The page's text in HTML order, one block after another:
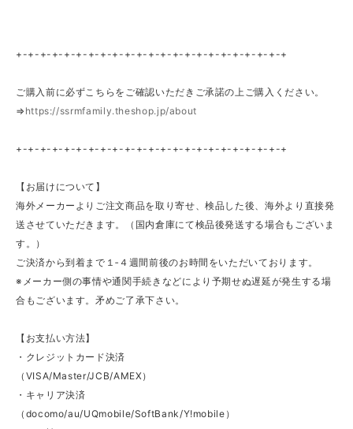
+-+-+-+-+-+-+-+-+-+-+-+-+-+-+-+-+-+-+-+-+-+-+
ご購入前に必ずこちらをご確認いただきご承諾の上ご購入ください。
⇒ https://ssrmfamily.theshop.jp/about
+-+-+-+-+-+-+-+-+-+-+-+-+-+-+-+-+-+-+-+-+-+-+
【お届けについて】
海外メーカーよりご注文商品を取り寄せ、検品した後、海外より直接発
送させていただきます。（国内倉庫にて検品後発送する場合もございま
す。）
ご決済から到着まで１‐４週間前後のお時間をいただいております。
※メーカー側の事情や通関手続きなどにより予期せぬ遅延が発生する場
合もございます。矛めご了承下さい。
【お支払い方法】
・クレジットカード決済
（VISA/Master/JCB/AMEX）
・キャリア決済
（docomo/au/UQmobile/SoftBank/Y!mobile）